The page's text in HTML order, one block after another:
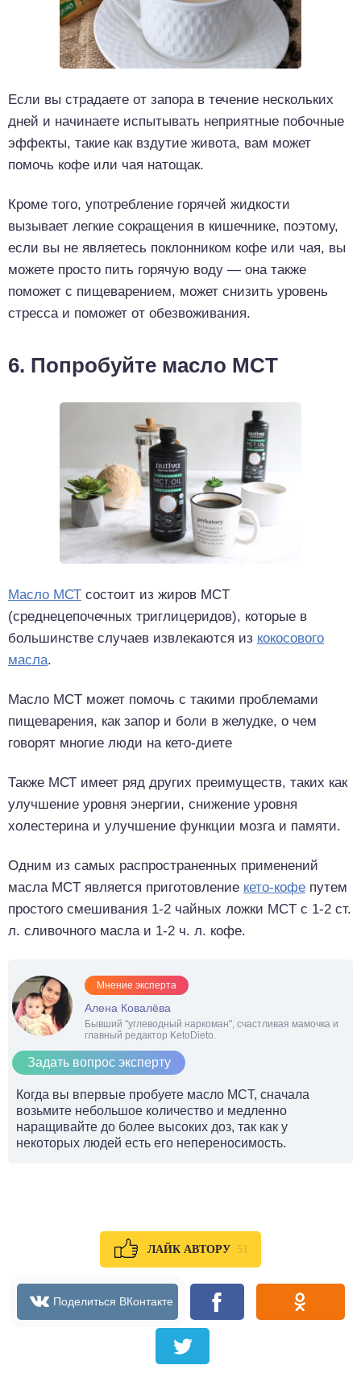
Если вы страдаете от запора в течение нескольких
дней и начинаете испытывать неприятные побочные
эффекты, такие как вздутие живота, вам может
помочь кофе или чая натощак.
Кроме того, употребление горячей жидкости
вызывает легкие сокращения в кишечнике, поэтому,
если вы не являетесь поклонником кофе или чая, вы
можете просто пить горячую воду — она также
поможет с пищеварением, может снизить уровень
стресса и поможет от обезвоживания.
6. Попробуйте масло MCT
Масло МСТ состоит из жиров MCT
(среднецепочечных триглицеридов), которые в
большинстве случаев извлекаются из кокосового
масла.
Масло MCT может помочь с такими проблемами
пищеварения, как запор и боли в желудке, о чем
говорят многие люди на кето-диете
Также МСТ имеет ряд других преимуществ, таких как
улучшение уровня энергии, снижение уровня
холестерина и улучшение функции мозга и памяти.
Одним из самых распространенных применений
масла MCT является приготовление кето-кофе путем
простого смешивания 1-2 чайных ложки MCT с 1-2 ст.
л. сливочного масла и 1-2 ч. л. кофе.
Мнение эксперта
Алена Ковалёва
Бывший "углеводный наркоман", счастливая мамочка и
главный редактор KetoDieto.
Задать вопрос эксперту
Когда вы впервые пробуете масло MCT, сначала
возьмите небольшое количество и медленно
наращивайте до более высоких доз, так как у
некоторых людей есть его непереносимость.
ЛАЙК АВТОРУ 51